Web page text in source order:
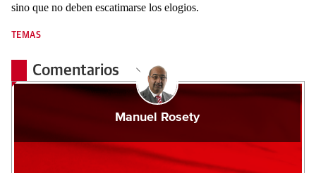
sino que no deben escatimarse los elogios.
TEMAS
Comentarios
Manuel Rosety